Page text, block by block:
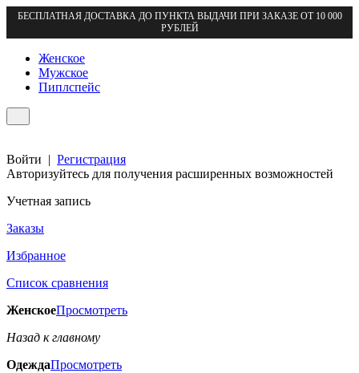
БЕСПЛАТНАЯ ДОСТАВКА ДО ПУНКТА ВЫДАЧИ ПРИ ЗАКАЗЕ ОТ 10 000
РУБЛЕЙ
Женское
Мужское
Пиплспейс
Войти | Регистрация
Авторизуйтесь для получения расширенных возможностей
Учетная запись
Заказы
Избранное
Список сравнения
ЖенскоеПросмотреть
Назад к главному
ОдеждаПросмотреть